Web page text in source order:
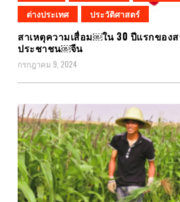
ต่างประเทศ
ประวัติศาสตร์
สาเหตุความเสื่อม￼ใน 30 ปีแรกของ
ประชาชน￼จีน
กรกฎาคม 9, 2024